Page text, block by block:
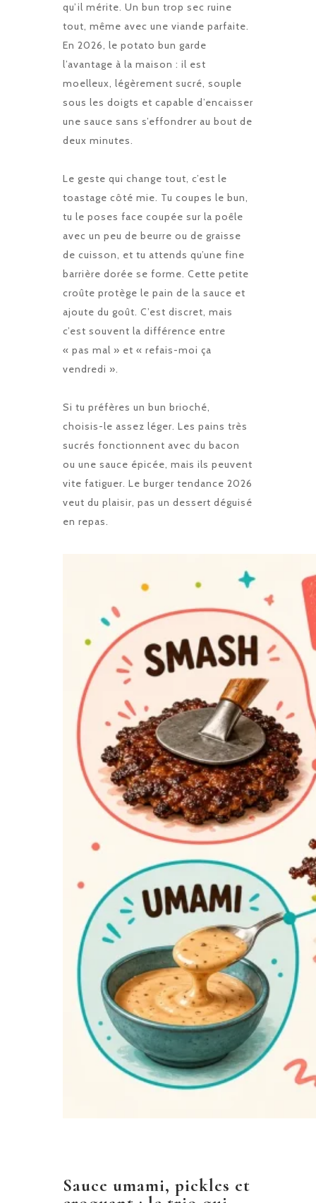
qu’il mérite. Un bun trop sec ruine
tout, même avec une viande parfaite.
En 2026, le potato bun garde
l’avantage à la maison : il est
moelleux, légèrement sucré, souple
sous les doigts et capable d’encaisser
une sauce sans s’effondrer au bout de
deux minutes.
Le geste qui change tout, c’est le
toastage côté mie. Tu coupes le bun,
tu le poses face coupée sur la poêle
avec un peu de beurre ou de graisse
de cuisson, et tu attends qu’une fine
barrière dorée se forme. Cette petite
croûte protège le pain de la sauce et
ajoute du goût. C’est discret, mais
c’est souvent la différence entre
« pas mal » et « refais-moi ça
vendredi ».
Si tu préfères un bun brioché,
choisis-le assez léger. Les pains très
sucrés fonctionnent avec du bacon
ou une sauce épicée, mais ils peuvent
vite fatiguer. Le burger tendance 2026
veut du plaisir, pas un dessert déguisé
en repas.
Sauce umami, pickles et